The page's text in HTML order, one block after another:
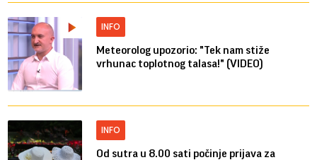
INFO
Meteorolog upozorio: "Tek nam stiže
vrhunac toplotnog talasa!" (VIDEO)
INFO
Od sutra u 8.00 sati počinje prijava za